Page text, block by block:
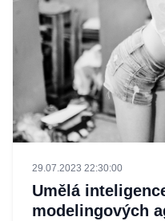
29.07.2023 22:30:00
Umělá
modelingových